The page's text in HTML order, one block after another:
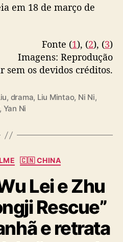
y
a
L
e
u
i
n
t
o
em 18 de março de
Fonte (1), (2), (3)
Imagens: Reprodução
sem os devidos créditos.
, drama, Liu Mintao, Ni Ni,
, Yan Ni
C
t
e
g
o
r
i
🇨🇳 CHINA
Lei e Zhu
Rescue”
e retrata